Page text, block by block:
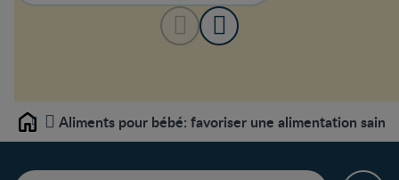
Home Aliments pour bébé: favoriser une alimentation saine.